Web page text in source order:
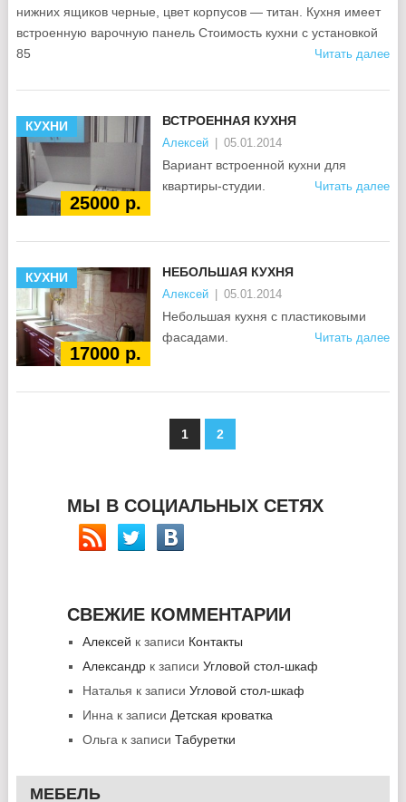
нижних ящиков черные, цвет корпусов — титан. Кухня имеет
встроенную варочную панель Стоимость кухни с установкой
85
Читать далее
КУХНИ
25000 р.
ВСТРОЕННАЯ КУХНЯ
Алексей 05.01.2014
Вариант встроенной кухни для
квартиры-студии.
Читать далее
КУХНИ
17000 р.
НЕБОЛЬШАЯ КУХНЯ
Алексей 05.01.2014
Небольшая кухня с пластиковыми
фасадами.
Читать далее
1 2
МЫ В СОЦИАЛЬНЫХ СЕТЯХ
СВЕЖИЕ КОММЕНТАРИИ
Алексей к записи Контакты
Александрк записи Угловой стол-шкаф
Наталья к записи Угловой стол-шкаф
Иннак записи Детская кроватка
Ольгак записи Табуретки
МЕБЕЛЬ